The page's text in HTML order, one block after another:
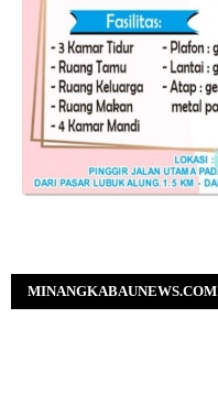
MINANGKABAUNEWS.COM